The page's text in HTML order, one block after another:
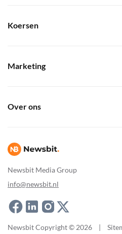
Newsbit Media Group
info@newsbit.nl
Koersen
Marketing
Over ons
Newsbit Copyright © 2026 |